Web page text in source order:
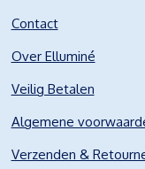
Contact
Over Elluminé
Veilig Betalen
Algemene
Verzenden &